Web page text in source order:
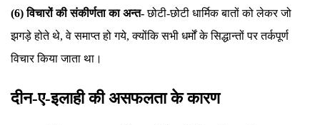
(6) विचारों की संकीर्णता का अन्त-छोटी-छोटी धार्मिक बातों को लेकर जो
झगड़े होते थे, वे समाप्त हो गये, क्योंकि सभी धर्मों के सिद्धान्तों पर तर्कपूर्ण
विचार किया जाता था।
दीन-ए-इलाही की असफलता के कारण